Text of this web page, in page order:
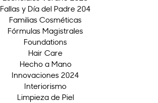
Fallas y Día del Padre 204
Familias Cosméticas
Fórmulas Magistrales
Foundations
Hair Care
Hecho a Mano
Innovaciones 2024
Interiorismo
Limpieza de Piel